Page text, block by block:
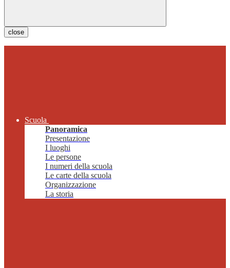
close
Scuola
Panoramica
Presentazione
I luoghi
Le persone
I numeri della scuola
Le carte della scuola
Organizzazione
La storia